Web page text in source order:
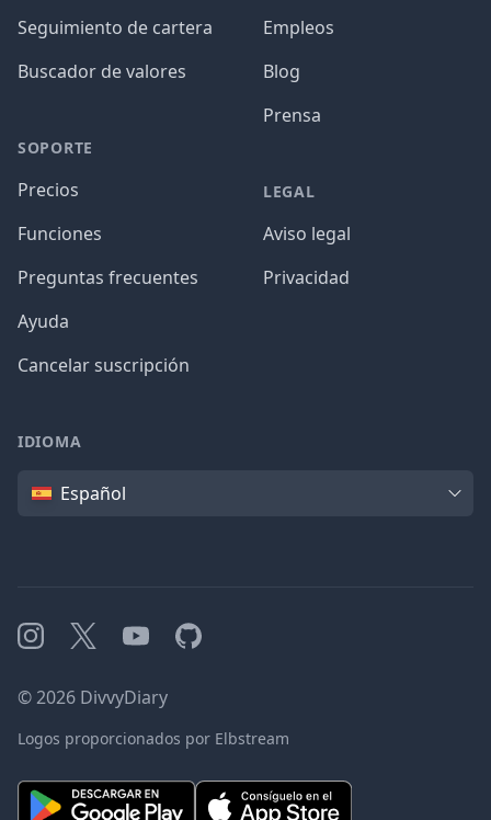
Seguimiento de cartera
Buscador de valores
SOPORTE
Precios
Funciones
Preguntas frecuentes
Ayuda
Cancelar suscripción
Empleos
Blog
Prensa
LEGAL
Aviso legal
Privacidad
IDIOMA
IdiomaEspañol
Instagram
X YouTubeGitHub
©2026 DivvyDiary
Logos proporcionados por Elbstream